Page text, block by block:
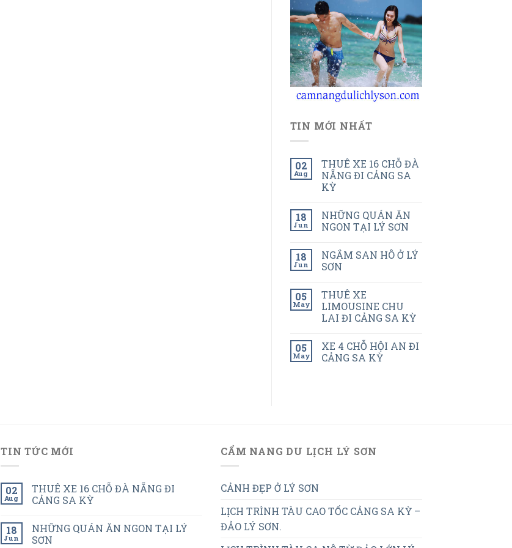
TIN MỚI NHẤT
02
Aug
THUÊ XE 16 CHỖ ĐÀ
NẴNG ĐI CẢNG SA
KỲ
18
Jun
NHỮNG QUÁN ĂN
NGON TẠI LÝ SƠN
18
Jun
NGẮM SAN HÔ Ở LÝ
SƠN
05
May
THUÊ XE
LIMOUSINE CHU
LAI ĐI CẢNG SA KỲ
05
May
XE 4 CHỖ HỘI AN ĐI
CẢNG SA KỲ
TIN TỨC MỚI
02
Aug
THUÊ XE 16 CHỖ ĐÀ NẴNG ĐI
CẢNG SA KỲ
18
Jun
NHỮNG QUÁN ĂN NGON TẠI LÝ
SƠN
CẨM NANG DU LỊCH LÝ SƠN
CẢNH ĐẸP Ở LÝ SƠN
LỊCH TRÌNH TÀU CAO TỐC CẢNG SA KỲ –
ĐẢO LÝ SƠN.